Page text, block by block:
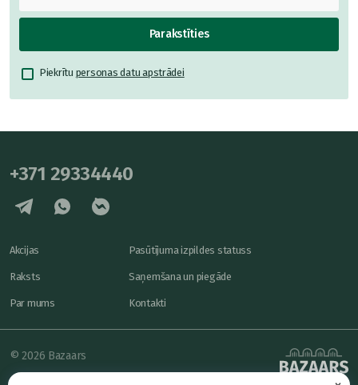
Parakstīties
Piekrītu personas datu apstrādei
+371 29334440
Akcijas
Raksts
Par mums
Pasūtījuma izpildes statuss
Saņemšana un piegāde
Kontakti
© 2026 Bazaars